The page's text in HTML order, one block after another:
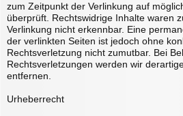
zum Zeitpunkt der Verlinkung auf
überprüft. Rechtswidrige Inhalte waren
Verlinkung nicht erkennbar. Eine
der verlinkten Seiten ist jedoch ohne
Rechtsverletzung nicht zumutbar. Bei
Rechtsverletzungen werden wir
entfernen.
Urheberrecht